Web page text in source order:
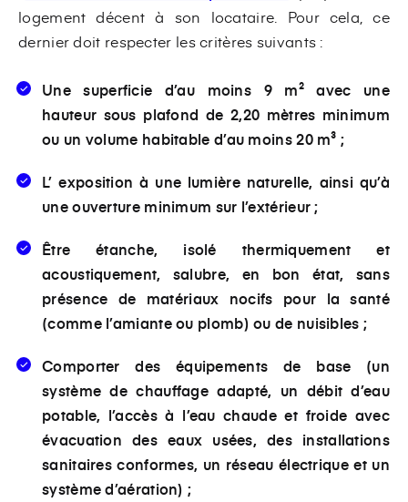
logement décent à son locataire. Pour cela, ce
dernier doit respecter les critères suivants :
Une superficie d’au moins 9 m² avec une
hauteur sous plafond de 2,20 mètres minimum
ou un volume habitable d’au moins 20 m³ ;
L’ exposition à une lumière naturelle, ainsi qu’à
une ouverture minimum sur l’extérieur ;
Être étanche, isolé thermiquement et
acoustiquement, salubre, en bon état, sans
présence de matériaux nocifs pour la santé
(comme l’amiante ou plomb) ou de nuisibles ;
Comporter des équipements de base (un
système de chauffage adapté, un débit d’eau
potable, l’accès à l’eau chaude et froide avec
évacuation des eaux usées, des installations
sanitaires conformes, un réseau électrique et un
système d’aération) ;